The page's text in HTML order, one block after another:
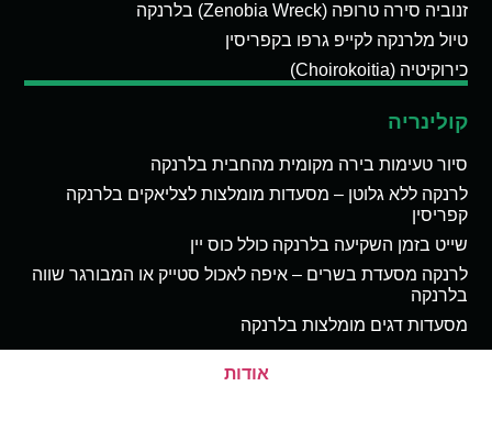
זנוביה סירה טרופה (Zenobia Wreck) בלרנקה
טיול מלרנקה לקייפ גרפו בקפריסין
כירוקיטיה (Choirokoitia)
קולינריה
סיור טעימות בירה מקומית מהחבית בלרנקה
לרנקה ללא גלוטן – מסעדות מומלצות לצליאקים בלרנקה
קפריסין
שייט בזמן השקיעה בלרנקה כולל כוס יין
לרנקה מסעדת בשרים – איפה לאכול סטייק או המבורגר שווה
בלרנקה
מסעדות דגים מומלצות בלרנקה
אודות